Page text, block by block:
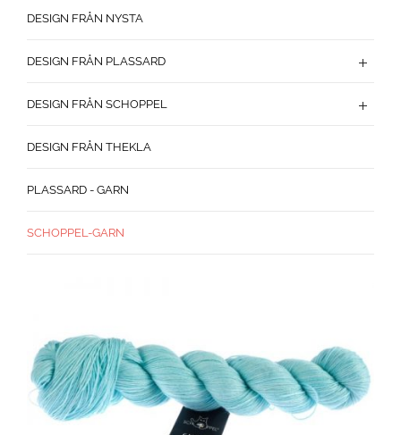
DESIGN FRÅN NYSTA
DESIGN FRÅN PLASSARD
DESIGN FRÅN SCHOPPEL
DESIGN FRÅN THEKLA
PLASSARD - GARN
SCHOPPEL-GARN